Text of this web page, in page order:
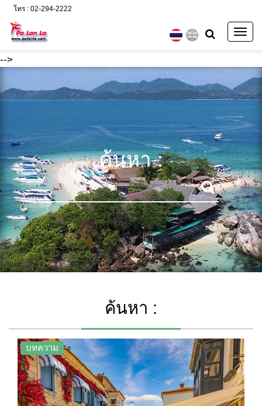
-->
โทร : 02-294-2222
ค้นหา :
ค้นหา :
บทความ